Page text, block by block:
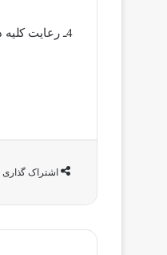
4ـ رعایت کلیه دستورالعمل های بهداشتی در زمان حضور در جلسه مصاحبه الزامی است.
اشتراک گذاری